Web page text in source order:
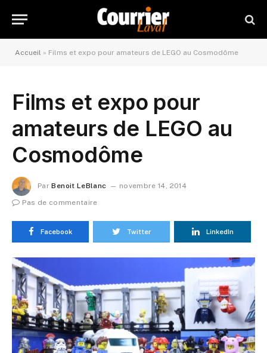
Accueil » Films et expo pour amateurs de LEGO au Cosmodôme
Films et expo pour
amateurs de LEGO au
Cosmodôme
Par Benoit LeBlanc
novembre 14, 2014
Pas de commentaire
Facebook Twitter LinkedIn